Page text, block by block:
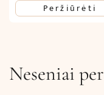
Peržiūrėti
Neseniai